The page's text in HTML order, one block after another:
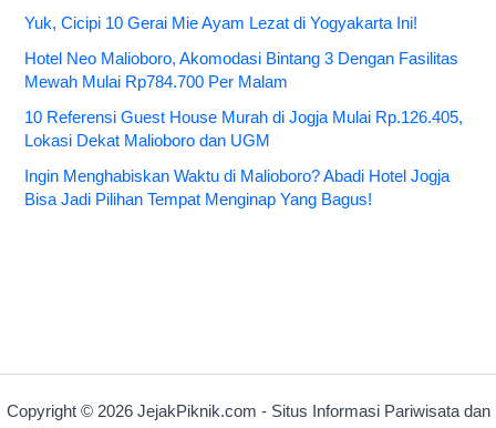
Yuk, Cicipi 10 Gerai Mie Ayam Lezat di Yogyakarta Ini!
Hotel Neo Malioboro, Akomodasi Bintang 3 Dengan Fasilitas
Mewah Mulai Rp784.700 Per Malam
10 Referensi Guest House Murah di Jogja Mulai Rp.126.405,
Lokasi Dekat Malioboro dan UGM
Ingin Menghabiskan Waktu di Malioboro? Abadi Hotel Jogja
Bisa Jadi Pilihan Tempat Menginap Yang Bagus!
Copyright © 2026 JejakPiknik.com - Situs Informasi Pariwisata dan